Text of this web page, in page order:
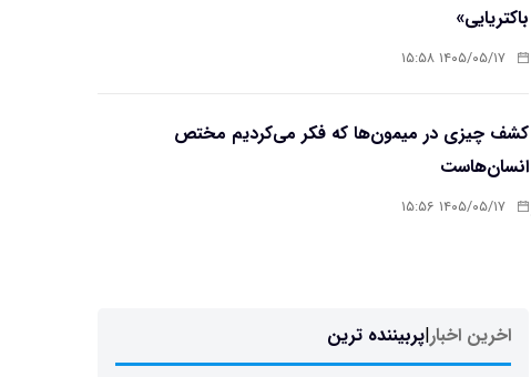
باکتریایی»
۱۴۰۵/۰۵/۱۷ ۱۵:۵۸
کشف چیزی در میمون‌ها که فکر می‌کردیم مختص
انسان‌هاست
۱۴۰۵/۰۵/۱۷ ۱۵:۵۶
اخرین اخبار|پربیننده ترین